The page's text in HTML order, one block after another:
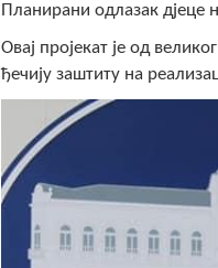
Планирани одлазак дјеце
Овај пројекат је од
ђечију заштиту на